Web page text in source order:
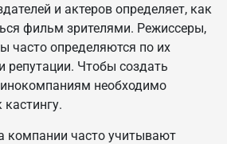
и актеров определяет, как
фильм зрителями. Режиссеры,
часто определяются по их
Чтобы создать
необходимо
компании часто учитывают